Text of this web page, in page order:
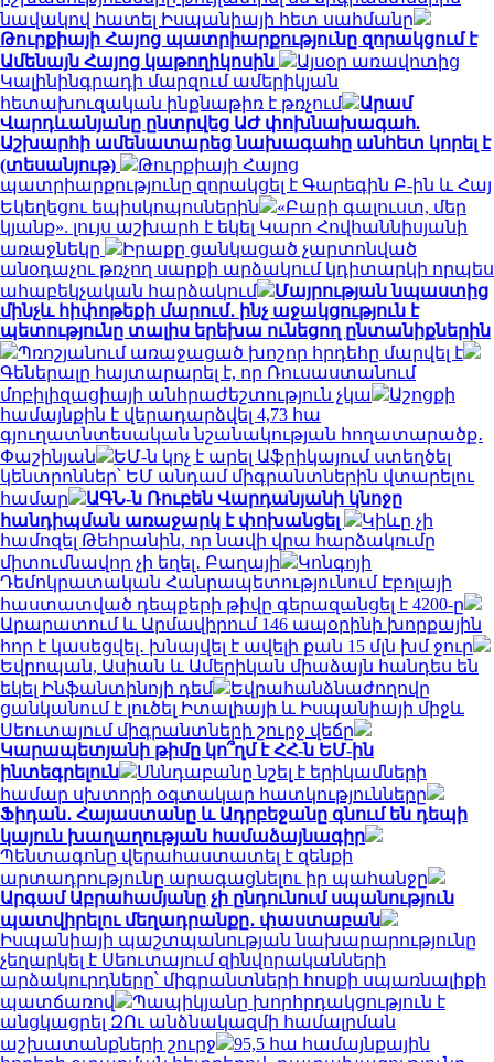
նավակով հատել Իսպանիայի հետ սահմանը
Թուրքիայի Հայոց պատրիարքությունը զորակցում է
Ամենայն Հայոց կաթողիկոսին
Այսօր առավոտից
Կալինինգրադի մարզում ամերիկյան
հետախուզական ինքնաթիռ է թռչում
Արամ
Վարդևանյանը ընտրվեց ԱԺ փոխնախագահ.
Աշխարհի ամենատարեց նախագահը անհետ կորել է
(տեսանյութ)
Թուրքիայի Հայոց
պատրիարքությունը զորակցել է Գարեգին Բ-ին և Հայ
Եկեղեցու եպիսկոպոսներին
«Բարի գալուստ, մեր
կյանք». լույս աշխարհ է եկել Կարո Հովհաննիսյանի
առաջնեկը
Իրաքը ցանկացած չարտոնված
անօդաչու թռչող սարքի արձակում կդիտարկի որպես
ահաբեկչական հարձակում
Մայրության նպաստից
մինչև հիփոթեքի մարում․ ինչ աջակցություն է
պետությունը տալիս երեխա ունեցող ընտանիքներին
Պռոշյանում առաջացած խոշոր հրդեհը մարվել է
Գեներալը հայտարարել է, որ Ռուսաստանում
մոբիլիզացիայի անհրաժեշտություն չկա
Աշոցքի
համայնքին է վերադարձվել 4,73 հա
գյուղատնտեսական նշանակության հողատարածք․
Փաշինյան
ԵՄ-ն կոչ է արել Աֆրիկայում ստեղծել
կենտրոններ՝ ԵՄ անդամ միգրանտներին վտարելու
համար
ԱԳՆ-ն Ռուբեն Վարդանյանի կնոջը
հանդիպման առաջարկ է փոխանցել
Կիևը չի
համոզել Թեհրանին, որ նավի վրա հարձակումը
միտումնավոր չի եղել․ Բաղայի
Կոնգոյի
Դեմոկրատական ​​Հանրապետությունում Էբոլայի
հաստատված դեպքերի թիվը գերազանցել է 4200-ը
Արարատում և Արմավիրում 146 ապօրինի խորքային
հոր է կասեցվել․ խնայվել է ավելի քան 15 մլն խմ ջուր
Եվրոպան, Ասիան և Ամերիկան ​​միաձայն հանդես են
եկել Ինֆանտինոյի դեմ
Եվրահանձնաժողովը
ցանկանում է լուծել Իտալիայի և Իսպանիայի միջև
Սեուտայում միգրանտների շուրջ վեճը
Կարապետյանի թիմը կո՞ղմ է ՀՀ-ն ԵՄ-ին
ինտեգրելուն
Սննդաբանը նշել է երիկամների
համար սխտորի օգտակար հատկությունները
Ֆիդան․ Հայաստանը և Ադրբեջանը գնում են դեպի
կայուն խաղաղության համաձայնագիր
Պենտագոնը վերահաստատել է զենքի
արտադրությունը արագացնելու իր պահանջը
Արգամ Աբրահամյանը չի ընդունում սպանություն
պատվիրելու մեղադրանքը․ փաստաբան
Իսպանիայի պաշտպանության նախարարությունը
չեղարկել է Սեուտայում զինվորականների
արձակուրդները՝ միգրանտների հոսքի սպառնալիքի
պատճառով
Պապիկյանը խորհրդակցություն է
անցկացրել ԶՈւ անձնակազմի համալրման
աշխատանքների շուրջ
95,5 հա համայնքային